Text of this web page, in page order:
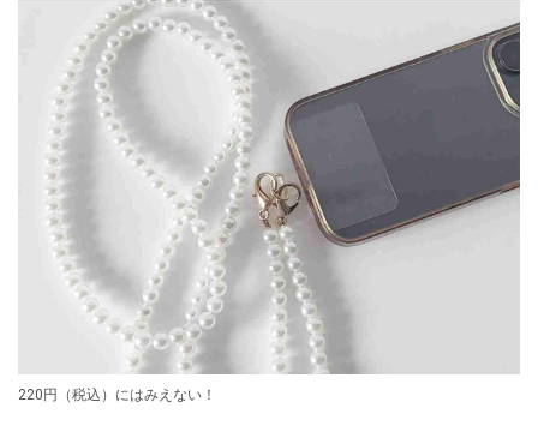
220円（税込）にはみえない！